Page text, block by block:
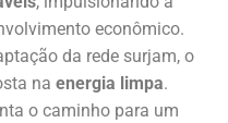
econômico.
da rede surjam, o
na energia limpa.
o caminho para um